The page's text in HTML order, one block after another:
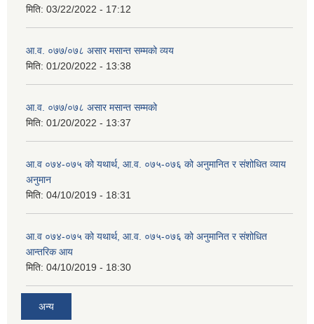
मिति: 03/22/2022 - 17:12
आ.व. ०७७/०७८ असार मसान्त सम्मको व्यय
मिति: 01/20/2022 - 13:38
आ.व. ०७७/०७८ असार मसान्त सम्मको
मिति: 01/20/2022 - 13:37
आ.व ०७४-०७५ को यथार्थ, आ.व. ०७५-०७६ को अनुमानित र संशोधित व्याय
अनुमान
मिति: 04/10/2019 - 18:31
आ.व ०७४-०७५ को यथार्थ, आ.व. ०७५-०७६ को अनुमानित र संशोधित
आन्तरिक आय
मिति: 04/10/2019 - 18:30
अन्य